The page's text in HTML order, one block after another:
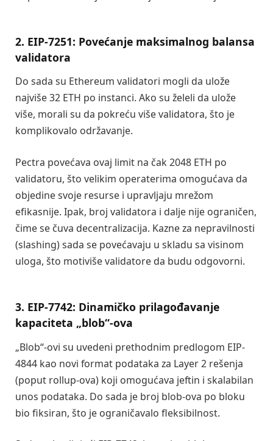
2. EIP-7251: Povećanje maksimalnog balansa
validatora
Do sada su Ethereum validatori mogli da ulože
najviše 32 ETH po instanci. Ako su želeli da ulože
više, morali su da pokreću više validatora, što je
komplikovalo održavanje.
Pectra povećava ovaj limit na čak 2048 ETH po
validatoru, što velikim operaterima omogućava da
objedine svoje resurse i upravljaju mrežom
efikasnije. Ipak, broj validatora i dalje nije ograničen,
čime se čuva decentralizacija. Kazne za nepravilnosti
(slashing) sada se povećavaju u skladu sa visinom
uloga, što motiviše validatore da budu odgovorni.
3. EIP-7742: Dinamičko prilagođavanje
kapaciteta „blob“-ova
„Blob“-ovi su uvedeni prethodnim predlogom EIP-
4844 kao novi format podataka za Layer 2 rešenja
(poput rollup-ova) koji omogućava jeftin i skalabilan
unos podataka. Do sada je broj blob-ova po bloku
bio fiksiran, što je ograničavalo fleksibilnost.